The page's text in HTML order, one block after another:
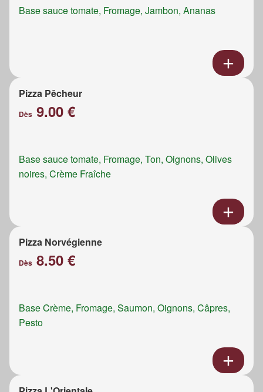
Base sauce tomate, Fromage, Jambon, Ananas
Pizza Pêcheur
Dès 9.00 €
Base sauce tomate, Fromage, Ton, Oignons, Olives
noires, Crème Fraîche
Pizza Norvégienne
Dès 8.50 €
Base Crème, Fromage, Saumon, Oignons, Câpres,
Pesto